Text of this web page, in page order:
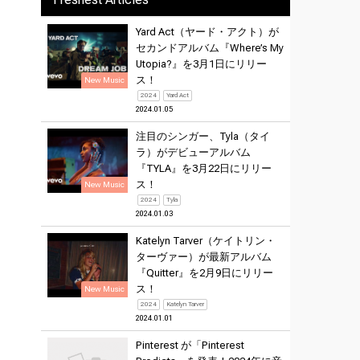
New Music
Yard Act（ヤード・アクト）が
セカンドアルバム『Where’s My
Utopia?』を3月1日にリリー
ス！
2024 Yard Act
2024.01.05
New Music
注目のシンガー、Tyla（タイ
ラ）がデビューアルバム
『TYLA』を3月22日にリリー
ス！
2024 Tyla
2024.01.03
New Music
Katelyn Tarver（ケイトリン・
ターヴァー）が最新アルバム
『Quitter』を2月9日にリリー
ス！
2024 Katelyn Tarver
2024.01.01
Pinterest が「Pinterest